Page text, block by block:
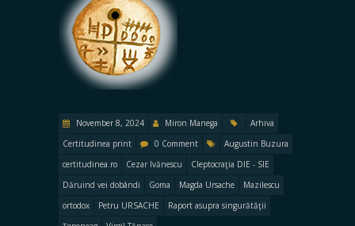
November 8, 2024 Miron Manega
Arhiva
Certitudinea print
0 Comment
Augustin Buzura
certitudinea.ro
Cezar Ivănescu
Cleptocraţia DIE - SIE
Dăruind vei dobândi
Goma Magda Ursache
Mazilescu
ortodox
Petru URSACHE
Raport asupra singurătăţii